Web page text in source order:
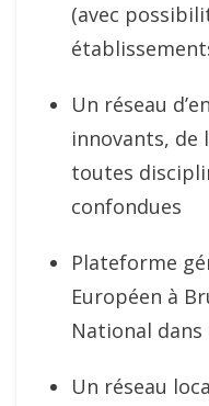
(avec
Un réseau
innovants, de
toutes
confondues
Plateforme
Européen à
National dans
Un réseau